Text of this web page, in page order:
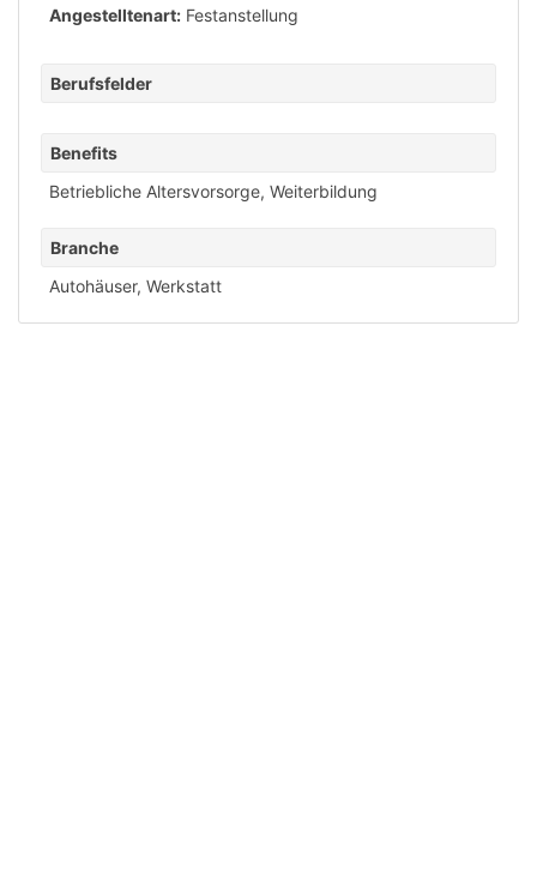
Angestelltenart: Festanstellung
Berufsfelder
Benefits
Betriebliche Altersvorsorge, Weiterbildung
Branche
Autohäuser, Werkstatt